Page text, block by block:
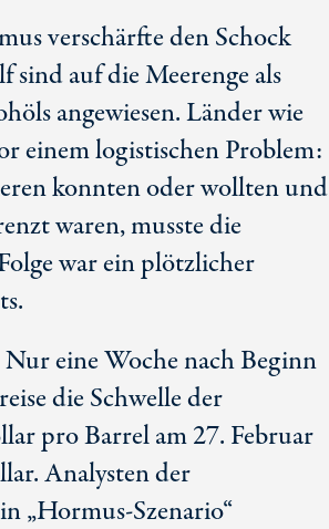
verschärfte den Schock
auf die Meerenge als
angewiesen. Länder wie
einem logistischen Problem:
konnten oder wollten und
waren, musste die
war ein plötzlicher
eine Woche nach Beginn
die Schwelle der
llar pro Barrel am 27. Februar
llar. Analysten der
„Hormus-Szenario“